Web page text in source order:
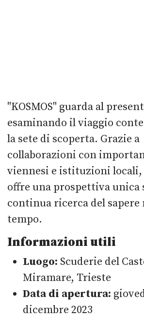
"KOSMOS" guarda al
esaminando il viaggio
la sete di scoperta. Grazie a
collaborazioni con
viennesi e istituzioni locali,
offre una prospettiva unica
continua ricerca del sapere
tempo.
Informazioni utili
Luogo: Scuderie del
Miramare, Trieste
Data di apertura:
dicembre 2023